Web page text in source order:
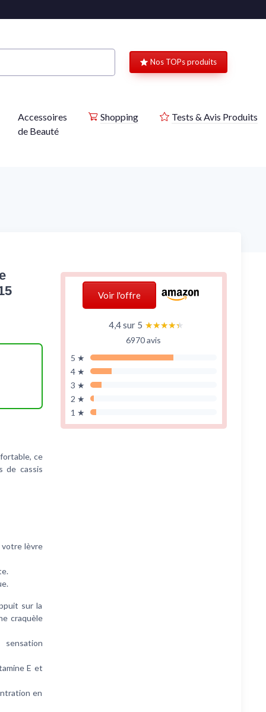
Nos TOPs produits
Accessoires
de Beauté
Shopping Tests & Avis Produits
Voir l'offre
4,4 sur 5 ★★★★★
★★★★★
6970 avis
5 ★
4 ★
3 ★
2 ★
1 ★
ce
de cassis
votre lèvre
sur la
craquèle
E et
en